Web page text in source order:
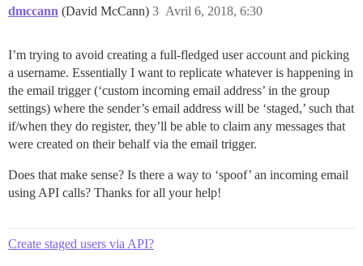
dmccann (David McCann) Avril 6, 2018, 6:30
3
I’m trying to avoid creating a full-fledged user account and picking
a username. Essentially I want to replicate whatever is happening in
the email trigger (‘custom incoming email address’ in the group
settings) where the sender’s email address will be ‘staged,’ such that
if/when they do register, they’ll be able to claim any messages that
were created on their behalf via the email trigger.
Does that make sense? Is there a way to ‘spoof’ an incoming email
using API calls? Thanks for all your help!
Create staged users via API?